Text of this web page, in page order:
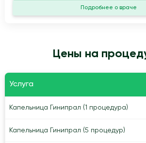
Подробнее о враче
Цены на
Услуга
Капельница Гинипрал (1 процедура)
Капельница Гинипрал (5 процедур)